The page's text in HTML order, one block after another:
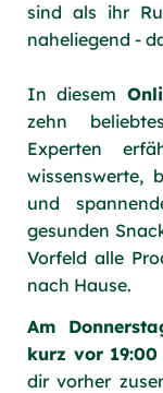
sind als ihr
naheliegend -
In diesem
zehn
Experten
wissenswerte,
und
gesunden
Vorfeld alle
nach Hause.
Am
kurz vor
dir vorher